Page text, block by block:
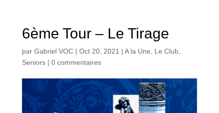
6ème Tour – Le Tirage
par Gabriel VOC| Oct 20, 2021 | A la Une, Le Club,
Seniors| 0 commentaires